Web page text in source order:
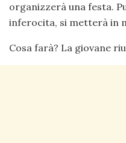
organizzerà una festa.
inferocita, si metterà in
Cosa farà? La giovane